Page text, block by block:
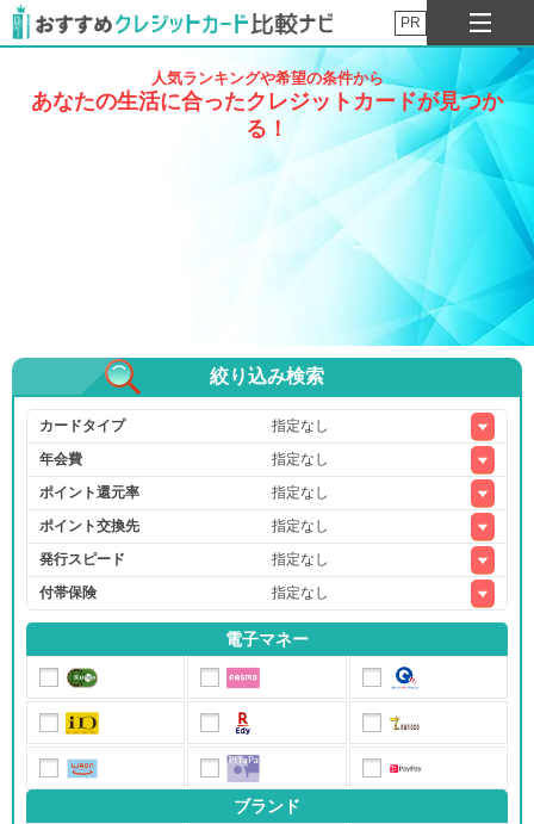
PR
人気ランキングや希望の条件から
あなたの生活に合ったクレジットカードが見つか
る！
絞り込み検索
カードタイプ
年会費
ポイント還元率
ポイント交換先
発行スピード
付帯保険
電子マネー
ブランド